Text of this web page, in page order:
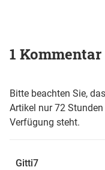
1 Kommentar
Bitte beachten Sie,
Artikel nur 72
Verfügung steht.
Gitti7